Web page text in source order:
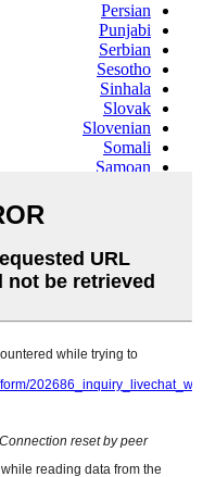
Persian
Punjabi
Serbian
Sesotho
Sinhala
Slovak
Slovenian
Somali
Samoan
Swahili
Tajik
Telugu
Ukrainian
Urdu
Welsh
Xhosa